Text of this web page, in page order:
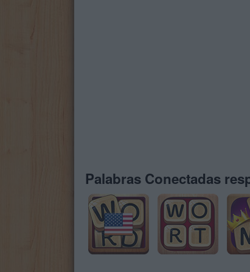
Palabras Conectadas